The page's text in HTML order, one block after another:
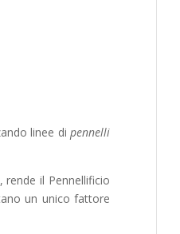
linee dipennelli
il Pennellificio
un unico fattore